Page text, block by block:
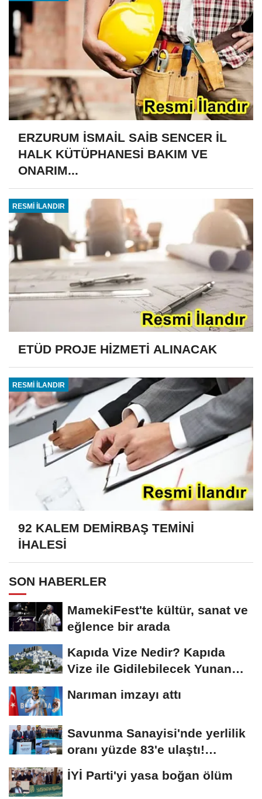
ERZURUM İSMAİL SAİB SENCER İL
HALK KÜTÜPHANESİ BAKIM VE
ONARIM...
RESMİ İLANDIR
ETÜD PROJE HİZMETİ ALINACAK
RESMİ İLANDIR
92 KALEM DEMİRBAŞ TEMİNİ
İHALESİ
SON HABERLER
MamekiFest'te kültür, sanat ve
eğlence bir arada
Kapıda Vize Nedir? Kapıda
Vize ile Gidilebilecek Yunan
Narıman imzayı attı
Savunma Sanayisi'nde yerlilik
oranı yüzde 83'e ulaştı!
Erzurum da...
İYİ Parti'yi yasa boğan ölüm